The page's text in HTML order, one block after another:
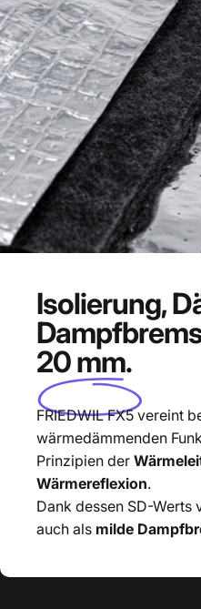
Isolierung,
20 mm.
FRIEDWIL FX5 vereint
wärmedämmenden
Prinzipien der
Wärmereflexion.
Dank dessen SD-Werts
auch als milde